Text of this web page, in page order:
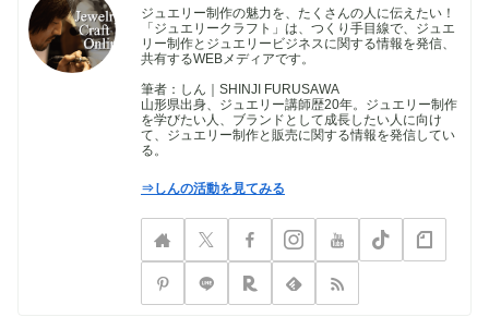
ジュエリー制作の魅力を、たくさんの人に伝えたい！
「ジュエリークラフト」は、つくり手目線で、ジュエ
リー制作とジュエリービジネスに関する情報を発信、
共有するWEBメディアです。
筆者：しん｜SHINJI FURUSAWA
山形県出身、ジュエリー講師歴20年。ジュエリー制作
を学びたい人、ブランドとして成長したい人に向け
て、ジュエリー制作と販売に関する情報を発信してい
る。
⇒しんの活動を見てみる